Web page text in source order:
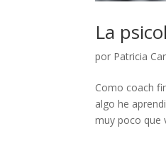
La
por Patricia
Como coach
algo he
muy poco que